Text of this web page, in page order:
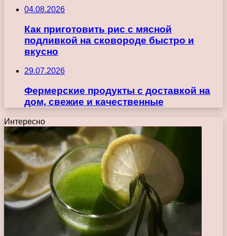
04.08.2026
Как приготовить рис с мясной
подливкой на сковороде быстро и
вкусно
29.07.2026
Фермерские продукты с доставкой на
дом, свежие и качественные
Интересно